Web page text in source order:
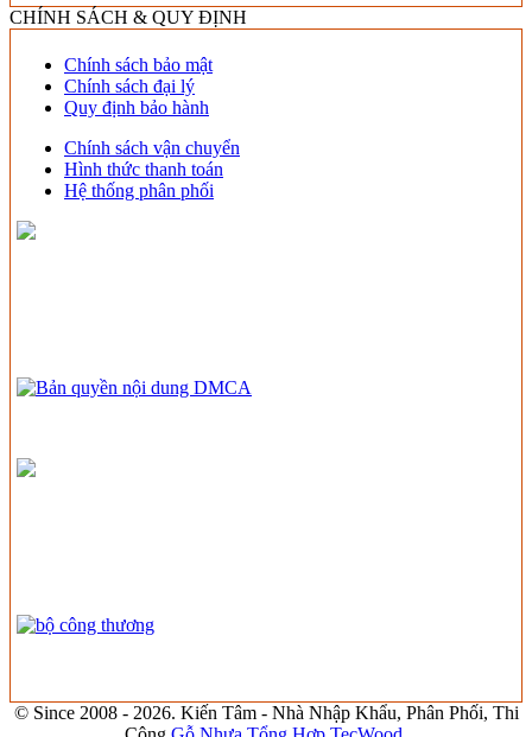
CHÍNH SÁCH & QUY ĐỊNH
Chính sách bảo mật
Chính sách đại lý
Quy định bảo hành
Chính sách vận chuyển
Hình thức thanh toán
Hệ thống phân phối
© Since 2008 - 2026. Kiến Tâm - Nhà Nhập Khẩu, Phân Phối, Thi